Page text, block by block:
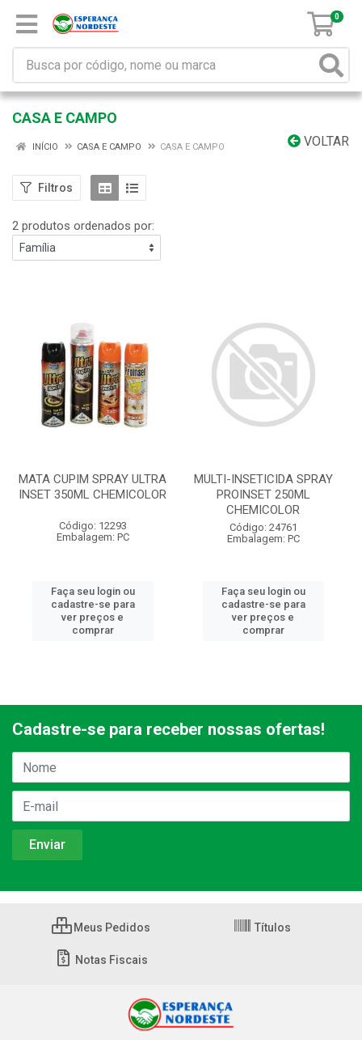
0
CASA E CAMPO
VOLTAR
INÍCIO CASA E CAMPO CASA E CAMPO
Filtros
2 produtos ordenados por:
MATA CUPIM SPRAY ULTRA
INSET 350ML CHEMICOLOR
Código: 12293
Embalagem: PC
Faça seu login ou
cadastre-se para
ver preços e
comprar
MULTI-INSETICIDA SPRAY
PROINSET 250ML
CHEMICOLOR
Código: 24761
Embalagem: PC
Faça seu login ou
cadastre-se para
ver preços e
comprar
Cadastre-se para receber nossas ofertas!
Meus Pedidos Títulos
Notas Fiscais